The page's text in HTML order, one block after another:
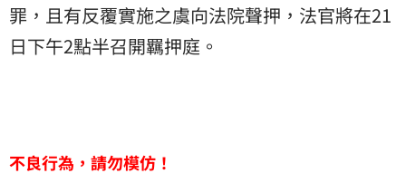
罪，且有反覆實施之虞向法院聲押，法官將在21
日下午2點半召開羈押庭。
不良行為，請勿模仿！